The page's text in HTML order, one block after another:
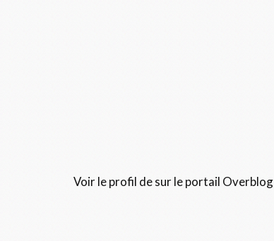
Voir le profil desur le portail Overblog